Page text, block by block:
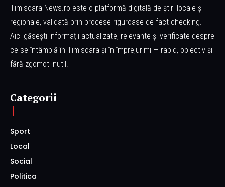
Timisoara-News.ro este o platformă digitală de știri locale și
regionale, validată prin procese riguroase de fact-checking.
Aici găsești informații actualizate, relevante și verificate despre
ce se întâmplă în Timisoara și în împrejurimi — rapid, obiectiv și
fără zgomot inutil.
Categorii
Sport
Local
Social
Politica